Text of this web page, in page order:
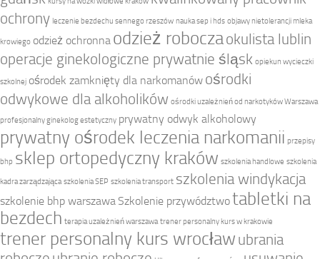
ochrony leczenie bezdechu sennego rzeszów nauka sep i hds objawy nietolerancji mleka
krowiego odzież ochronna odzież roboczaokulista lublin
operacje ginekologiczne prywatnie śląsk opiekun wycieczki
szkolnej ośrodek zamknięty dla narkomanów ośrodki
odwykowe dla alkoholików ośrodki uzależnień od narkotyków Warszawa
profesjonalny ginekolog estetyczny prywatny odwyk alkoholowy
prywatny ośrodek leczenia narkomanii przepisy
bhp sklep ortopedyczny kraków szkolenia handlowe szkolenia
kadra zarządzająca szkolenia SEP szkolenia transport szkolenia windykacja
szkolenie bhp warszawa Szkolenie przywództwotabletki na
bezdech terapia uzależnień warszawa trener personalny kurs w krakowie
trener personalny kurs wrocław ubrania